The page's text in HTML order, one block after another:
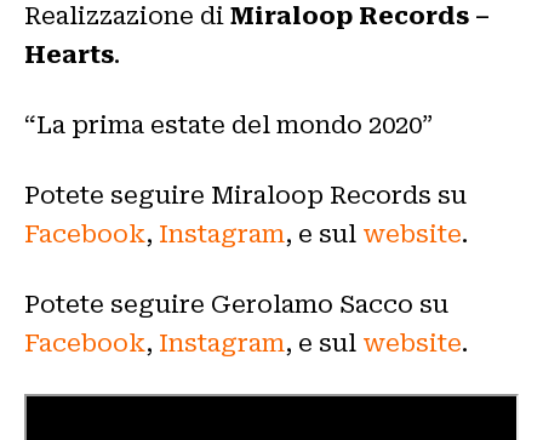
Realizzazione di Miraloop Records –
Hearts.
“La prima estate del mondo 2020”
Potete seguire Miraloop Records su
Facebook, Instagram, e sul website.
Potete seguire Gerolamo Sacco su
Facebook, Instagram, e sul website.